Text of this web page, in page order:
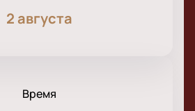
2 августа
Время